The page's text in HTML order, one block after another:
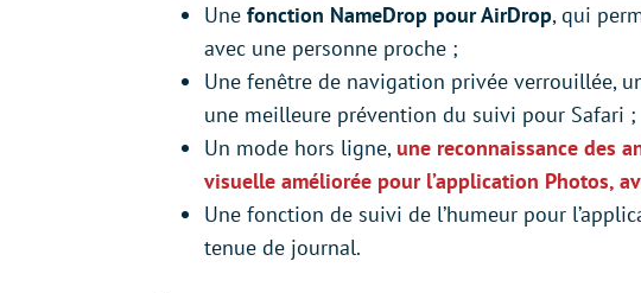
Une fonction NameDrop pour AirDrop, qui
avec une personne proche ;
Une fenêtre de navigation privée verrouillée,
une meilleure prévention du suivi pour Safari ;
Un mode hors ligne, une reconnaissance des
visuelle améliorée pour l’application Photos,
Une fonction de suivi de l’humeur pour
tenue de journal.